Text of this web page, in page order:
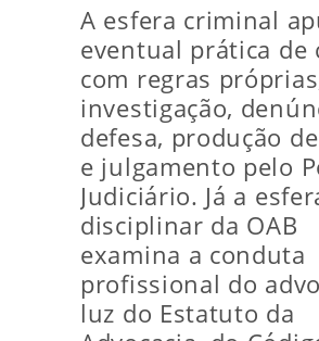
A esfera criminal
eventual prática de
com regras
investigação,
defesa, produção
e julgamento pelo
Judiciário. Já a
disciplinar da OAB
examina a conduta
profissional do
luz do Estatuto da